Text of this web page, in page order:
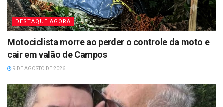
DESTAQUE AGORA
Motociclista morre ao perder o controle da moto e
cair em valão de Campos
9 DE AGOSTO DE 2026